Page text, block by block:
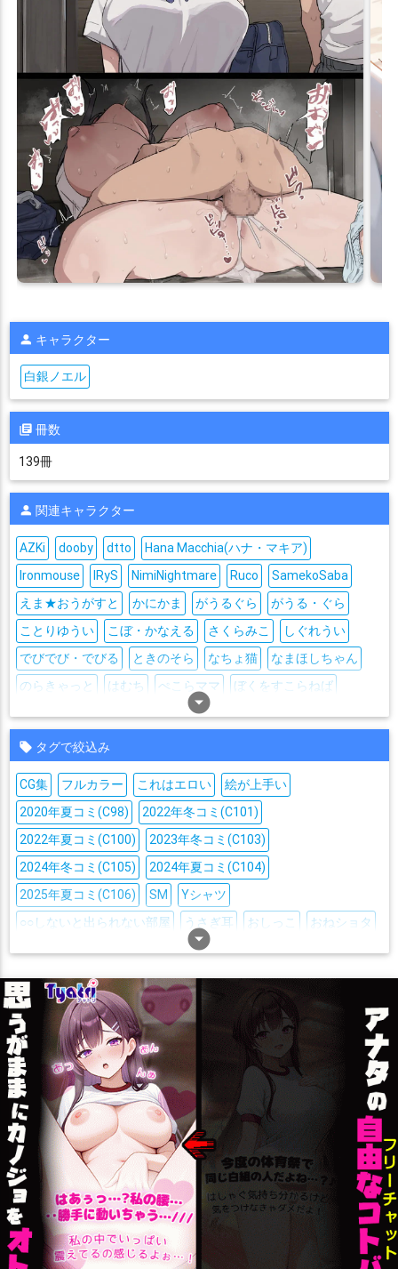
キャラクター
白銀ノエル
冊数
139冊
関連キャラクター
arrow_drop_down_circle
AZKi dooby dtto
Hana Macchia(ハナ・マキア)
Ironmouse
IRyS NimiNightmare Ruco
SamekoSaba
えま★おうがすと
かにかま がうるぐら
がうる・ぐら
ことりゆうい
こぼ・かなえる さくらみこ
しぐれうい
でびでび・でびる
ときのそら なちょ猫
なまほしちゃん
のらきゃっと
はむち ぺこらママ
ぼくをすこらねば
みけねこ
ももちもも
アイラニ・イオフィフティーン
アイラ・コールマン
アルス・アルマル
アンジュ・カトリーナ
アーニャ・メルフィッサ
イヴ・ヴァルレーヌ
エリア・ステラリア
エリザベス・ローズ・ブラッドフレイム
エリーラ・ペンドラ
エリー・コニファー
オーロ・クロニー
カグラナナ カルロ・ピノ
シオリ・ノヴェラ
セレン・龍月
セレン龍月
ソフィア・ヴァレンタイン
ソ・ナギ
ディープウェブ・アンダーグラウンド(DWU)
ドーラ(バーチャルYouTuber)
ナ・セラ
ニュイ・ソシエール
ニーツ/VT-212
ヌン・ボラ
ネリッサ・レイヴンクロフト
ハコス・ベールズ
バン・ハダ パヴォリア・レイネ
フミ
フレン・E・ルスタリオ
フワワ・アビスガード
ベスティア・ゼータ
ペトラグリン
マグロナ
マリア・マリオネット
ミライアカリ
ミライアカリ
ミント・ファントーム
ムーナ・ホシノヴァ
メリッサ・キンレンカ
モイラ
モココ・アビスガード
ヤマトイオリ
ヤン･ナリ ユメノシオリ
タグで絞込み
arrow_drop_down_circle
CG集 フルカラー これはエロい
絵が上手い
2020年夏コミ(C98)
2022年冬コミ(C101)
2022年夏コミ(C100)
2023年冬コミ(C103)
2024年冬コミ(C105)
2024年夏コミ(C104)
2025年夏コミ(C106)
SM
Yシャツ
○○しないと出られない部屋
うさぎ耳 おしっこ
おねショタ
おもちゃ
お風呂 ごっくん つるぺた ぬるぬる
ふたなり
ぶっかけ
わからせ アヘ顔 イラマチオ オナニー
オホ声
シスター
スカトロ タイツ ダブルピース
ダブルフェラ
チン媚び
ツインテール トロ顔 ナース ニーソ
ハーレム
バック
バニー パイズリ フェラ ボテ腹
ボールギャグ
マイクロ水着
マッサージ メイド メガネ
モンスター姦
ラブラブ
レズ 中出し 丸呑み 乱交 二穴
人妻・熟女
処女
制服 即堕ち 口内射精 噴乳 堕落 妄想
妊娠
媚薬・催眠
寝取られ 尻穴 巨乳 拘束 授乳手コキ
援交
撮影
水着 浴衣 淫乱 爆乳 猫耳 獣耳 男受け
男性化
痴漢
目隠し 素股 羞恥 褐色肌 触手 調教
貧乳
足コキ
非エロ 顔射 おまけ付き キス 画集